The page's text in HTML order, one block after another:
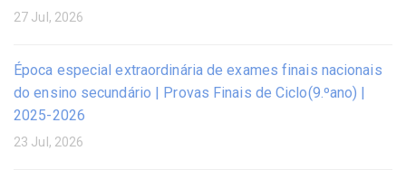
27 Jul, 2026
Época especial extraordinária de exames finais nacionais
do ensino secundário | Provas Finais de Ciclo(9.ºano) |
2025-2026
23 Jul, 2026